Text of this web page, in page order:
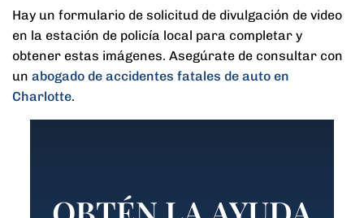
Hay un formulario de solicitud de divulgación de video
en la estación de policía local para completar y
obtener estas imágenes. Asegúrate de consultar con
un abogado de accidentes fatales de auto en
Charlotte.